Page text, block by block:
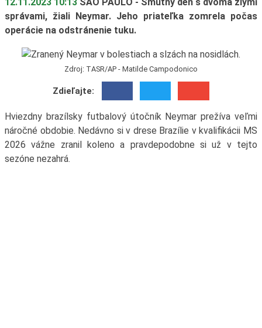
správami, žiali Neymar. Jeho priateľka zomrela počas
operácie na odstránenie tuku.
Zdroj: TASR/AP - Matilde Campodonico
Zdieľajte:
Hviezdny brazílsky futbalový útočník Neymar prežíva veľmi
náročné obdobie. Nedávno si v drese Brazílie v kvalifikácii MS
2026 vážne zranil koleno a pravdepodobne si už v tejto
sezóne nezahrá.